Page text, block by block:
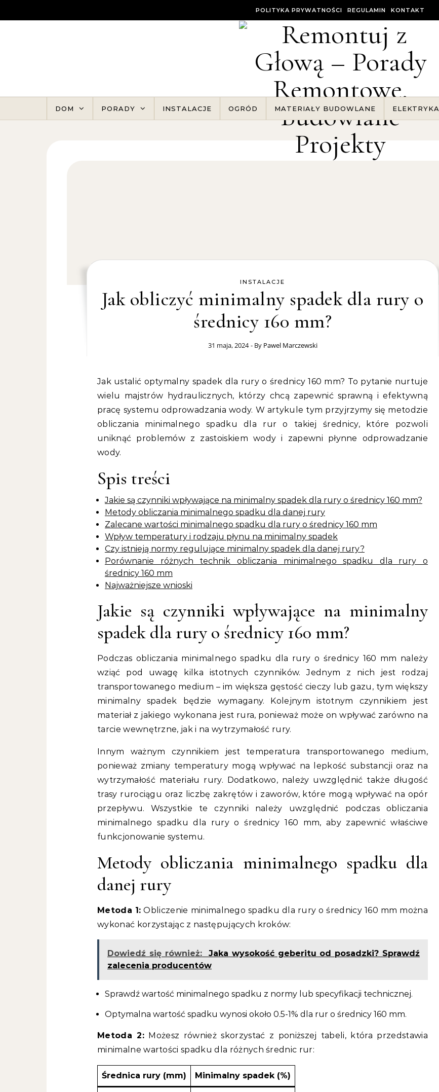
POLITYKA PRYWATNOŚCI REGULAMIN KONTAKT
DOM PORADY INSTALACJE OGRÓD MATERIAŁY BUDOWLANE ELEKTRYKA
INSTALACJE
Jak obliczyć minimalny spadek dla rury o
średnicy 160 mm?
31 maja, 2024 - By Pawel Marczewski
Jak ustalić optymalny spadek dla rury o średnicy 160 mm? To pytanie nurtuje
wielu majstrów hydraulicznych, którzy chcą zapewnić sprawną i efektywną
pracę systemu odprowadzania wody. W artykule tym przyjrzymy się metodzie
obliczania minimalnego spadku dla rur o takiej średnicy, które pozwoli
uniknąć problemów z zastoiskiem wody i zapewni płynne odprowadzanie
wody.
Spis treści
Jakie są czynniki wpływające na minimalny spadek dla rury o średnicy 160 mm?
Metody obliczania minimalnego spadku dla danej rury
Zalecane wartości minimalnego spadku dla rury o średnicy 160 mm
Wpływ temperatury i rodzaju płynu na minimalny spadek
Czy istnieją normy regulujące minimalny spadek dla danej rury?
Porównanie różnych technik obliczania minimalnego spadku dla rury o
średnicy 160 mm
Najważniejsze wnioski
Jakie są czynniki wpływające na minimalny
spadek dla rury o średnicy 160 mm?
Podczas obliczania minimalnego spadku dla rury o średnicy 160 mm należy
wziąć pod uwagę kilka istotnych czynników. Jednym z nich jest rodzaj
transportowanego medium – im większa gęstość cieczy lub gazu, tym większy
minimalny spadek będzie wymagany. Kolejnym istotnym czynnikiem jest
materiał z jakiego wykonana jest rura, ponieważ może on wpływać zarówno na
tarcie wewnętrzne, jak i na wytrzymałość rury.
Innym ważnym czynnikiem jest temperatura transportowanego medium,
ponieważ zmiany temperatury mogą wpływać na lepkość substancji oraz na
wytrzymałość materiału rury. Dodatkowo, należy uwzględnić także długość
trasy rurociągu oraz liczbę zakrętów i zaworów, które mogą wpływać na opór
przepływu. Wszystkie te czynniki należy uwzględnić podczas obliczania
minimalnego spadku dla rury o średnicy 160 mm, aby zapewnić właściwe
funkcjonowanie systemu.
Metody obliczania minimalnego spadku dla
danej rury
Metoda 1: Obliczenie minimalnego spadku dla rury o średnicy 160 mm można
wykonać korzystając z następujących kroków:
Dowiedź się również:
Jaka wysokość geberitu od posadzki? Sprawdź
zalecenia producentów
Sprawdź wartość minimalnego spadku z normy lub specyfikacji technicznej.
Optymalna wartość spadku wynosi około 0.5-1% dla rur o średnicy 160 mm.
Metoda 2:Możesz również skorzystać z poniższej tabeli, która przedstawia
minimalne wartości spadku dla różnych średnic rur:
Średnica rury (mm) Minimalny spadek (%)